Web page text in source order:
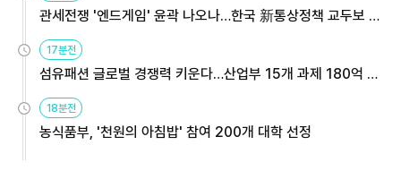
관세전쟁 '엔드게임' 윤곽 나오나…한국 新통상정책 교두보 활
17분전
섬유패션 글로벌 경쟁력 키운다…산업부 15개 과제 180억 지
18분전
농식품부, '천원의 아침밥' 참여 200개 대학 선정